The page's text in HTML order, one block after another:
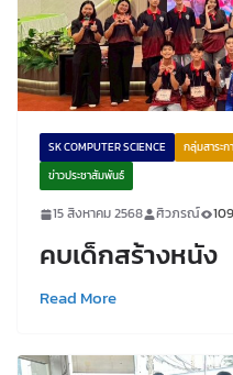
SK COMPUTER SCIENCE
กลุ่มสาระก
ข่าวประชาสัมพันธ์
15 สิงหาคม 2568 ศิวภรณ์
คบเด็กสร้างหนัง
Read More